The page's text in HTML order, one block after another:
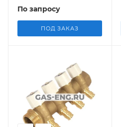
Uponor
По запросу
ПОД ЗАКАЗ